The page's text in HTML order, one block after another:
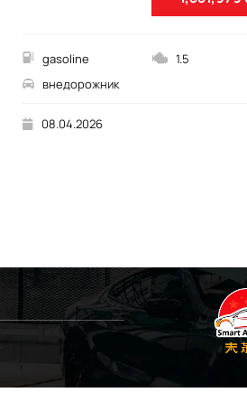
gasoline
1.5
внедорожник
08.04.2026